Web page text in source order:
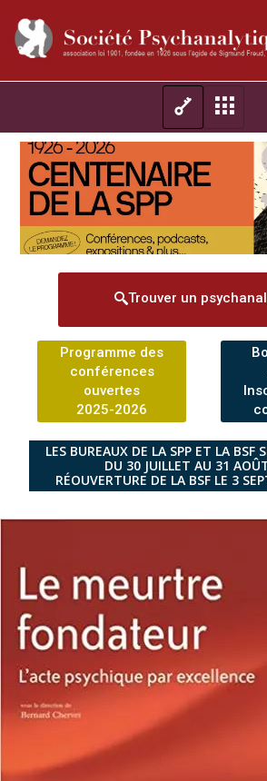
Trouver un
Programme des
conférences
ouvertes
2025-2026
LES BUREAUX DE LA SPP ET LA BSF
DU 30 JUILLET AU 31
RÉOUVERTURE DE LA BSF LE 3